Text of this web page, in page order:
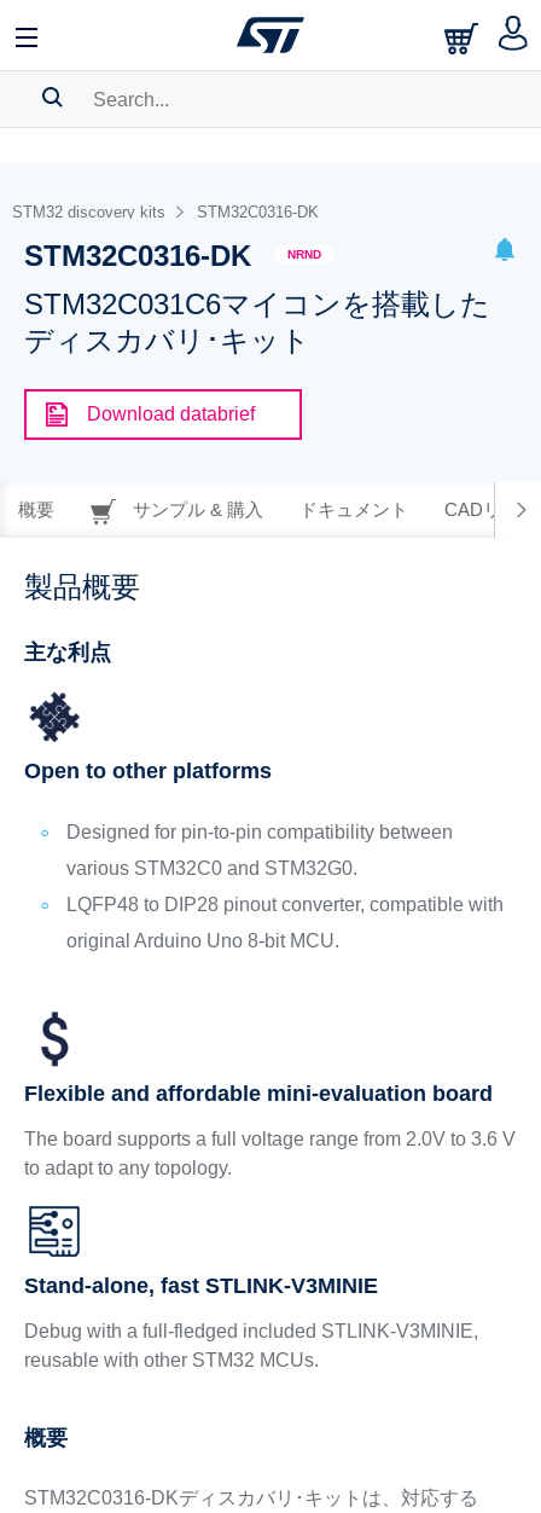
BOOKMARK
Pleaselog into show your saved searches.
STM32 discovery kits STM32C0316-DK
STM32C0316-DK NRND
STM32C031C6マイコンを搭載した
ディスカバリ･キット
Download databrief
概要 サンプル & 購入 ドキュメント CADリソー
製品概要
主な利点
Open to other platforms
Designed for pin-to-pin compatibility between
various STM32C0 and STM32G0.
LQFP48 to DIP28 pinout converter, compatible with
original Arduino Uno 8-bit MCU.
Flexible and affordable mini-evaluation board
The board supports a full voltage range from 2.0V to 3.6 V
to adapt to any topology.
Stand-alone, fast STLINK-V3MINIE
Debug with a full-fledged included STLINK-V3MINIE,
reusable with other STM32 MCUs.
概要
STM32C0316-DKディスカバリ･キットは、対応する